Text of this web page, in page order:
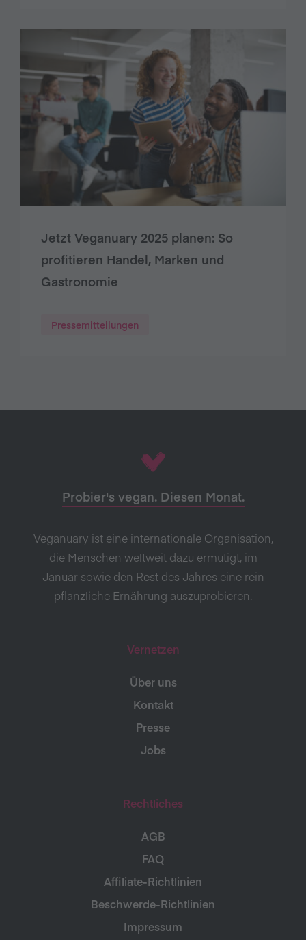
Jetzt Veganuary 2025 planen: So
profitieren Handel, Marken und
Gastronomie
Pressemitteilungen
Probier's vegan. Diesen Monat.
Veganuary ist eine internationale Organisation,
die Menschen weltweit dazu ermutigt, im
Januar sowie den Rest des Jahres eine rein
pflanzliche Ernährung auszuprobieren.
Vernetzen
Über uns
Kontakt
Presse
Jobs
Rechtliches
AGB
FAQ
Affiliate-Richtlinien
Beschwerde-Richtlinien
Impressum